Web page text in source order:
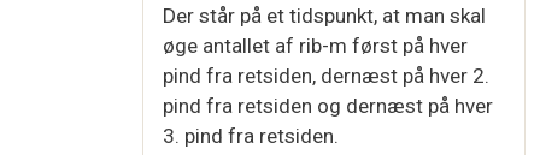
Der står på et tidspunkt, at man skal
øge antallet af rib-m først på hver
pind fra retsiden, dernæst på hver 2.
pind fra retsiden og dernæst på hver
3. pind fra retsiden.